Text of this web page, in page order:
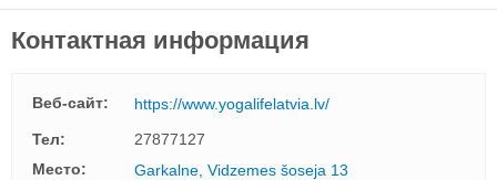
Контактная информация
Веб-сайт:
https://www.yogalifelatvia.lv/
Тел:
27877127
Mесто:
Garkalne, Vidzemes šoseja 13